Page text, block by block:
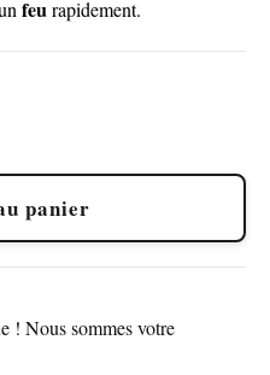
feurapidement.
panier
! Nous sommes votre